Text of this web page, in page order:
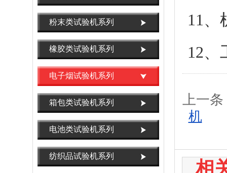
粉末类试验机系列
橡胶类试验机系列
电子烟试验机系列
箱包类试验机系列
电池类试验机系列
纺织品试验机系列
11
12、
上一条
机
相